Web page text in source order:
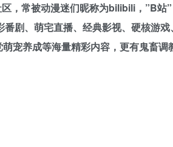
，常被动漫迷们昵称为bilibili，”B站”
剧、萌宅直播、经典影视、硬核游
宠养成等海量精彩内容，更有鬼畜调